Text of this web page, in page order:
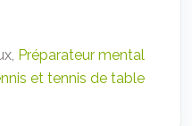
Préparateur mental
et tennis de table